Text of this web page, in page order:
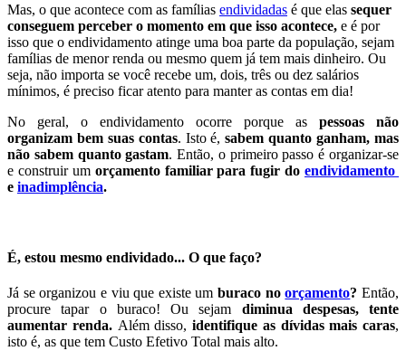
Mas, o que acontece com as famílias endividadas é que elas sequer
conseguem perceber o momento em que isso acontece, e é por
isso que o endividamento atinge uma boa parte da população, sejam
famílias de menor renda ou mesmo quem já tem mais dinheiro. Ou
seja, não importa se você recebe um, dois, três ou dez salários
mínimos, é preciso ficar atento para manter as contas em dia!
No geral, o endividamento ocorre porque as pessoas não
organizam bem suas contas. Isto é, sabem quanto ganham, mas
não sabem quanto gastam. Então, o primeiro passo é organizar-se
e construir um orçamento familiar para fugir do endividamento
e inadimplência.
É, estou mesmo endividado... O que faço?
Já se organizou e viu que existe um buraco noorçamento? Então,
procure tapar o buraco! Ou sejam diminua despesas, tente
aumentar renda. Além disso, identifique as dívidas mais caras,
isto é, as que tem Custo Efetivo Total mais alto.